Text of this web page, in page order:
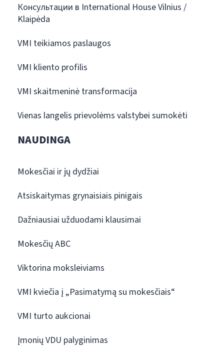
Консультации в International House Vilnius /
Klaipėda
VMI teikiamos paslaugos
VMI kliento profilis
VMI skaitmeninė transformacija
Vienas langelis prievolėms valstybei sumokėti
NAUDINGA
Mokesčiai ir jų dydžiai
Atsiskaitymas grynaisiais pinigais
Dažniausiai užduodami klausimai
Mokesčių ABC
Viktorina moksleiviams
VMI kviečia į „Pasimatymą su mokesčiais“
VMI turto aukcionai
Įmonių VDU palyginimas